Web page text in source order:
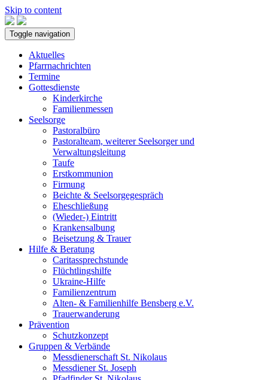
Skip to content
Toggle navigation
Aktuelles
Pfarrnachrichten
Termine
Gottesdienste
Kinderkirche
Familienmessen
Seelsorge
Pastoralbüro
Pastoralteam, weiterer Seelsorger und
Verwaltungsleitung
Taufe
Erstkommunion
Firmung
Beichte & Seelsorgegespräch
Eheschließung
(Wieder-) Eintritt
Krankensalbung
Beisetzung & Trauer
Hilfe & Beratung
Caritassprechstunde
Flüchtlingshilfe
Ukraine-Hilfe
Familienzentrum
Alten- & Familienhilfe Bensberg e.V.
Trauerwanderung
Prävention
Schutzkonzept
Gruppen & Verbände
Messdienerschaft St. Nikolaus
Messdiener St. Joseph